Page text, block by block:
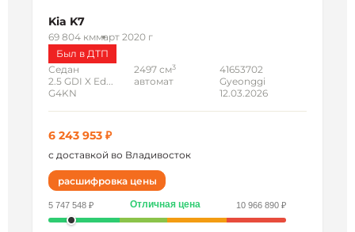
Kia K7
69 804 кммарт 2020 г
Был в ДТП
Седан
2.5 GDI X Ed...
G4KN
2497 см3
автомат
41653702
Gyeonggi
12.03.2026
6 243 953 ₽
с доставкой во Владивосток
расшифровка цены
5 747 548 ₽ Отличная цена 10 966 890 ₽